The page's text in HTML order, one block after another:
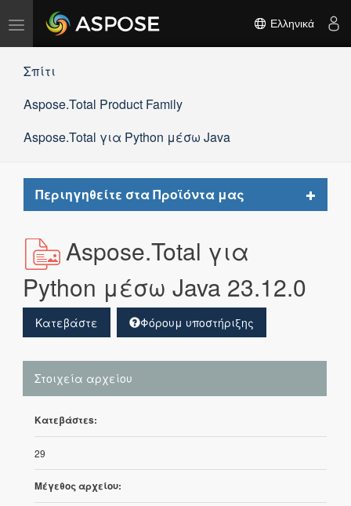
Εναλλαγή
πλοήγησης
Ελληνικά
Σπίτι
Aspose.Total Product Family
Aspose.Total για Python μέσω Java
Περιηγηθείτε στα Προϊόντα μας
Toggle
Aspose.Total για
Python μέσω Java 23.12.0
Κατεβάστε Φόρουμ υποστήριξης
Στοιχεία αρχείου
Κατεβάστεs:
29
Μέγεθος αρχείου: